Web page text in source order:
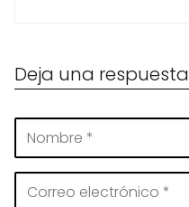
Deja una respuesta